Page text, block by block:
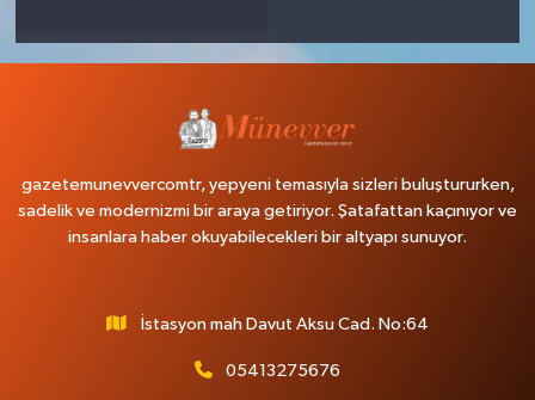
gazetemunevvercomtr, yepyeni temasıyla sizleri buluştururken,
sadelik ve modernizmi bir araya getiriyor. Şatafattan kaçınıyor ve
insanlara haber okuyabilecekleri bir altyapı sunuyor.
İstasyon mah Davut Aksu Cad. No:64
05413275676